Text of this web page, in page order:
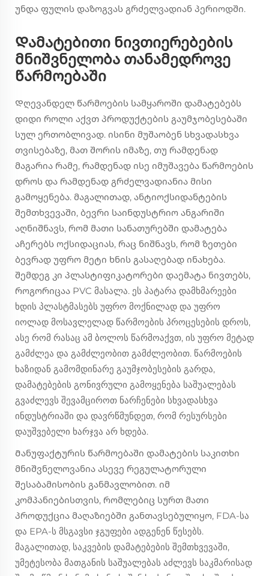
უნდა ფულის დაზოგვას გრძელვადიან პერიოდში.
Დამატებითი ნივთიერებების
მნიშვნელობა თანამედროვე
წარმოებაში
Დღევანდელ წარმოების სამყაროში დამატებებს
დიდი როლი აქვთ პროდუქტების გაუმჯობესებაში
სულ ერთობლივად. ისინი მუშაობენ სხვადასხვა
თვისებაზე, მათ შორის იმაზე, თუ რამდენად
მაგარია რამე, რამდენად ისე იმუშავება წარმოების
დროს და რამდენად გრძელვადიანია მისი
გამოყენება. მაგალითად, ანტიოქსიდანტების
შემთხვევაში, ბევრი საინდუსტრიო ანგარიში
აღნიშნავს, რომ მათი სანათურებში დამატება
აჩერებს ოქსიდაციას, რაც ნიშნავს, რომ ზეთები
ბევრად უფრო მეტი ხნის გასაღებად ინახება.
შემდეგ კი პლასტიფიკატორები დაემატა ნივთებს,
როგორიცაა PVC მასალა. ეს პატარა დამხმარეები
ხდის პლასტმასებს უფრო მოქნილად და უფრო
იოლად მოსავლელად წარმოების პროცესების დროს,
ასე რომ რასაც ამ ბოლოს წარმოაქვთ, ის უფრო მეტად
გამძლეა და გამძლეობით გამძლეობით. წარმოების
ხაზიდან გამომდინარე გაუმჯობესების გარდა,
დამატებების გონივრული გამოყენება საშუალებას
გვაძლევს შევამციროთ ნარჩენები სხვადასხვა
ინდუსტრიაში და დავრწმუნდეთ, რომ რესურსები
დაუშვებელი ხარჯვა არ ხდება.
Მანუფაქტურის წარმოებაში დამატების საკითხი
მნიშვნელოვანია ასევე რეგულატორული
შესაბამისობის განმავლობით. იმ
კომპანიებისთვის, რომლებიც სურთ მათი
პროდუქცია მაღაზიებში განთავსებულიყო, FDA-სა
და EPA-ს მსგავსი ჯგუფები ადგენენ წესებს.
მაგალითად, საკვების დამატებების შემთხვევაში,
უმეტესობა მათგანის საშუალებას აძლევს საკმარისად